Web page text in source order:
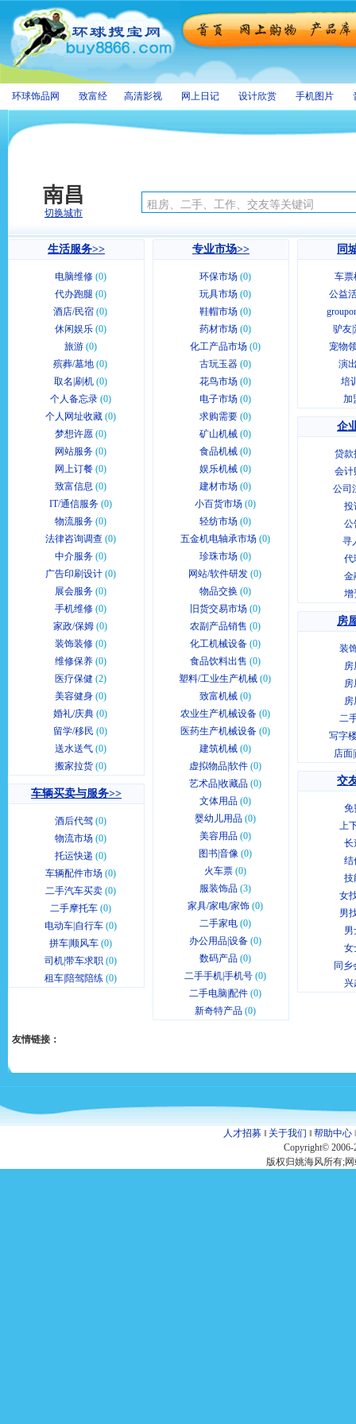
环球饰品网 致富经 高清影视 网上日记 设计欣赏 手机图片
南昌
切换城市
生活服务>>
电脑维修 (0)
代办跑腿 (0)
酒店/民宿 (0)
休闲娱乐 (0)
旅游 (0)
殡葬/墓地 (0)
取名|刷机 (0)
个人备忘录 (0)
个人网址收藏 (0)
梦想许愿 (0)
网站服务 (0)
网上订餐 (0)
致富信息 (0)
IT/通信服务 (0)
物流服务 (0)
法律咨询调查 (0)
中介服务 (0)
广告印刷设计 (0)
展会服务 (0)
手机维修 (0)
家政/保姆 (0)
装饰装修 (0)
维修保养 (0)
医疗保健 (2)
美容健身 (0)
婚礼/庆典 (0)
留学/移民 (0)
送水送气 (0)
搬家拉货 (0)
车辆买卖与服务>>
酒后代驾 (0)
物流市场 (0)
托运快递 (0)
车辆配件市场 (0)
二手汽车买卖 (0)
二手摩托车 (0)
电动车|自行车 (0)
拼车|顺风车 (0)
司机|带车求职 (0)
租车|陪驾陪练 (0)
专业市场>>
环保市场 (0)
玩具市场 (0)
鞋帽市场 (0)
药材市场 (0)
化工产品市场 (0)
古玩玉器 (0)
花鸟市场 (0)
电子市场 (0)
求购需要 (0)
矿山机械 (0)
食品机械 (0)
娱乐机械 (0)
建材市场 (0)
小百货市场 (0)
轻纺市场 (0)
五金机电轴承市场 (0)
珍珠市场 (0)
网站/软件研发 (0)
物品交换 (0)
旧货交易市场 (0)
农副产品销售 (0)
化工机械设备 (0)
食品饮料出售 (0)
塑料/工业生产机械 (0)
致富机械 (0)
农业生产机械设备 (0)
医药生产机械设备 (0)
建筑机械 (0)
虚拟物品|软件 (0)
艺术品|收藏品 (0)
文体用品 (0)
婴幼儿用品 (0)
美容用品 (0)
图书|音像 (0)
火车票 (0)
服装饰品 (3)
家具/家电/家饰 (0)
二手家电 (0)
办公用品|设备 (0)
数码产品 (0)
二手手机|手机号 (0)
二手电脑|配件 (0)
新奇特产品 (0)
同
车票
公益
驴友|
宠物
演
培
加
企
贷款
会计
公司
投
公
寻
代
金
增
房
装
房
房
房
二
写字
店面
交
免
上
长
结
技
女
男
男
女
同乡
兴
友情链接：
人才招募 ‖ 关于我们 ‖ 帮助中心
Copyright© 2006-
版权归姚海风所有;